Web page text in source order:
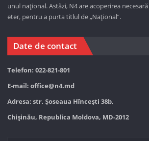
unul național. Astăzi, N4 are acoperirea
eter, pentru a purta titlul de „Național”.
Date de contact
Telefon: 022-821-801
E-mail: office@n4.md
Adresa: str. Șoseaua Hînceşti 38b,
Chișinău, Republica Moldova, MD-2012